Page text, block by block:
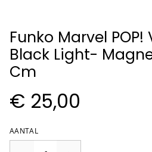
Funko Marvel
Black Light-
Cm
€ 25,00
AANTAL